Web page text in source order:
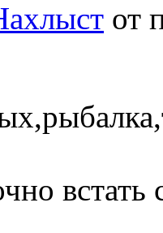
от